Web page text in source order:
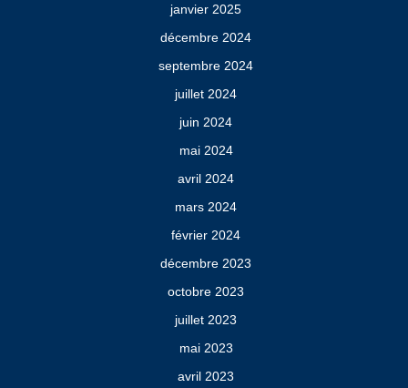
janvier 2025
décembre 2024
septembre 2024
juillet 2024
juin 2024
mai 2024
avril 2024
mars 2024
février 2024
décembre 2023
octobre 2023
juillet 2023
mai 2023
avril 2023